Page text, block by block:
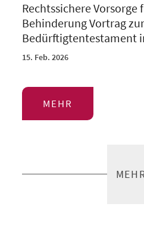
Rechtssichere
Behinderung Vortrag
Bedürftigtentestament
15. Feb. 2026
MEHR